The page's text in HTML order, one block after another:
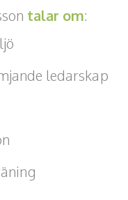
talar om:
ledarskap